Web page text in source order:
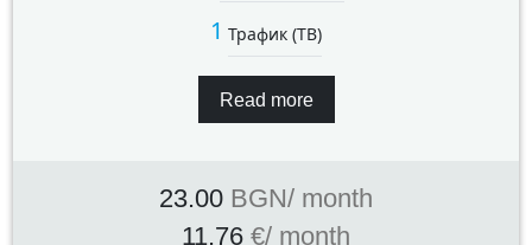
1 Трафик (TB)
Read more
23.00 BGN/ month
11.76 €/ month